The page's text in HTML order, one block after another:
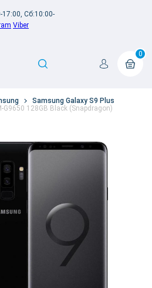
17:00, Сб:10:00-
Viber
0
Samsung Galaxy S9 Plus
G9650 128GB Black (Snapdragon)